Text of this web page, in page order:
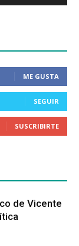
ME GUSTA
SEGUIR
SUSCRIBIRTE
de Vicente